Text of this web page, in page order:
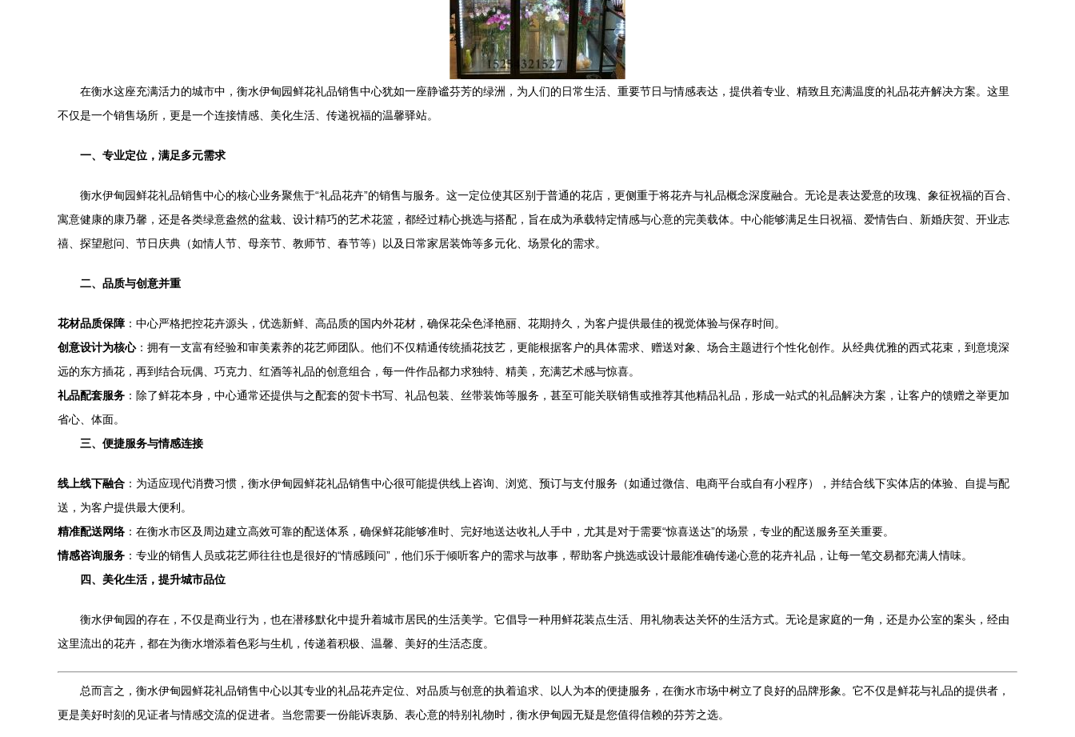
在衡水这座充满活力的城市中，衡水伊甸园鲜花礼品销售中心犹如一座静谧芬芳的绿洲，为人们的日常生活、重要节日与情感表达，提供着专业、精致且充满温度的礼品花卉解决方案。这里
不仅是一个销售场所，更是一个连接情感、美化生活、传递祝福的温馨驿站。
一、专业定位，满足多元需求
衡水伊甸园鲜花礼品销售中心的核心业务聚焦于“礼品花卉”的销售与服务。这一定位使其区别于普通的花店，更侧重于将花卉与礼品概念深度融合。无论是表达爱意的玫瑰、象征祝福的百合、
寓意健康的康乃馨，还是各类绿意盎然的盆栽、设计精巧的艺术花篮，都经过精心挑选与搭配，旨在成为承载特定情感与心意的完美载体。中心能够满足生日祝福、爱情告白、新婚庆贺、开业志
禧、探望慰问、节日庆典（如情人节、母亲节、教师节、春节等）以及日常家居装饰等多元化、场景化的需求。
二、品质与创意并重
花材品质保障 ：中心严格把控花卉源头，优选新鲜、高品质的国内外花材，确保花朵色泽艳丽、花期持久，为客户提供最佳的视觉体验与保存时间。
创意设计为核心：拥有一支富有经验和审美素养的花艺师团队。他们不仅精通传统插花技艺，更能根据客户的具体需求、赠送对象、场合主题进行个性化创作。从经典优雅的西式花束，到意境深
远的东方插花，再到结合玩偶、巧克力、红酒等礼品的创意组合，每一件作品都力求独特、精美，充满艺术感与惊喜。
礼品配套服务 ：除了鲜花本身，中心通常还提供与之配套的贺卡书写、礼品包装、丝带装饰等服务，甚至可能关联销售或推荐其他精品礼品，形成一站式的礼品解决方案，让客户的馈赠之举更加
省心、体面。
三、便捷服务与情感连接
线上线下融合 ：为适应现代消费习惯，衡水伊甸园鲜花礼品销售中心很可能提供线上咨询、浏览、预订与支付服务（如通过微信、电商平台或自有小程序），并结合线下实体店的体验、自提与配
送，为客户提供最大便利。
精准配送网络 ：在衡水市区及周边建立高效可靠的配送体系，确保鲜花能够准时、完好地送达收礼人手中，尤其是对于需要“惊喜送达”的场景，专业的配送服务至关重要。
情感咨询服务 ：专业的销售人员或花艺师往往也是很好的“情感顾问”，他们乐于倾听客户的需求与故事，帮助客户挑选或设计最能准确传递心意的花卉礼品，让每一笔交易都充满人情味。
四、美化生活，提升城市品位
衡水伊甸园的存在，不仅是商业行为，也在潜移默化中提升着城市居民的生活美学。它倡导一种用鲜花装点生活、用礼物表达关怀的生活方式。无论是家庭的一角，还是办公室的案头，经由
这里流出的花卉，都在为衡水增添着色彩与生机，传递着积极、温馨、美好的生活态度。
总而言之，衡水伊甸园鲜花礼品销售中心以其专业的礼品花卉定位、对品质与创意的执着追求、以人为本的便捷服务，在衡水市场中树立了良好的品牌形象。它不仅是鲜花与礼品的提供者，
更是美好时刻的见证者与情感交流的促进者。当您需要一份能诉衷肠、表心意的特别礼物时，衡水伊甸园无疑是您值得信赖的芬芳之选。